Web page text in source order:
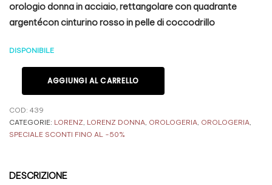
orologio donna in acciaio, rettangolare con quadrante
argentécon cinturino rosso in pelle di coccodrillo
DISPONIBILE
AGGIUNGI AL CARRELLO
COD: 439
CATEGORIE: LORENZ LORENZ DONNA OROLOGERIA OROLOGERIA
SPECIALE SCONTI FINO AL -50%
DESCRIZIONE